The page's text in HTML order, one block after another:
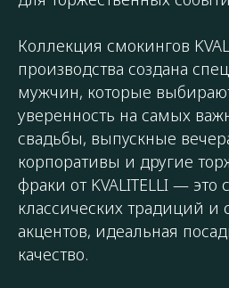
Коллекция смокингов
производства создана
мужчин, которые
уверенность на самых
свадьбы, выпускные
корпоративы и другие
фраки от KVALITELLI — это
классических традиций и
акцентов, идеальная
качество.